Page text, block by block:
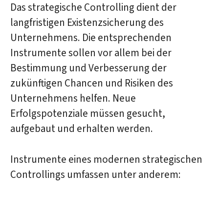
Das strategische Controlling dient der
langfristigen Existenzsicherung des
Unternehmens. Die entsprechenden
Instrumente sollen vor allem bei der
Bestimmung und Verbesserung der
zukünftigen Chancen und Risiken des
Unternehmens helfen. Neue
Erfolgspotenziale müssen gesucht,
aufgebaut und erhalten werden.
Instrumente eines modernen strategischen
Controllings umfassen unter anderem: